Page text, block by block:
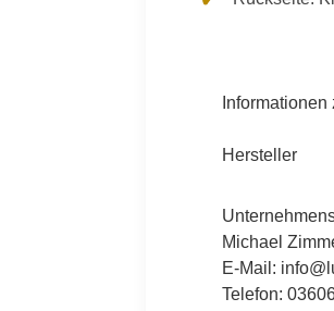
Hersteller
Michael
E-Mail:
Telefon: